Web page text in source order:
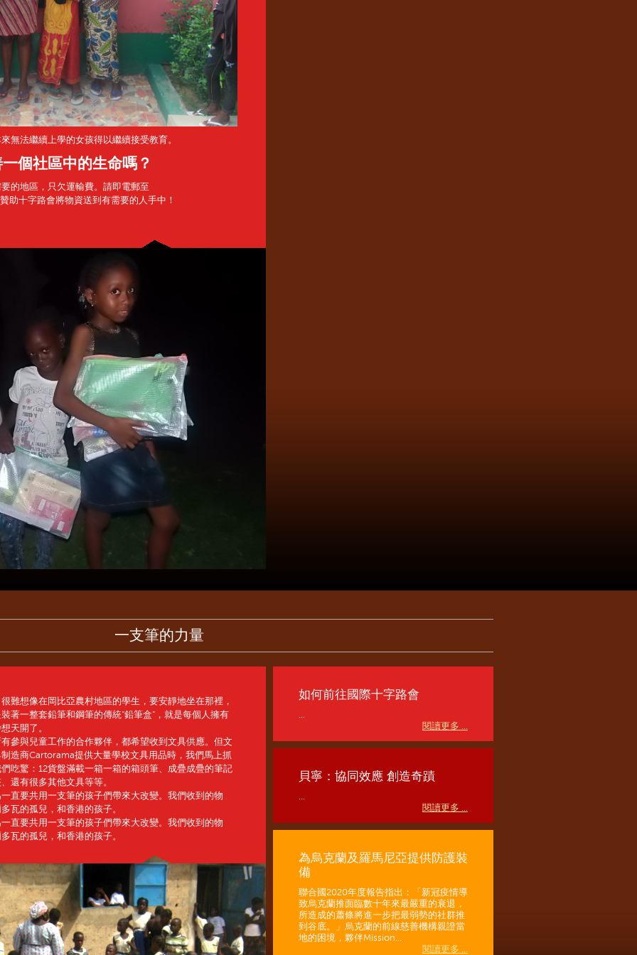
無法繼續上學的女孩得以繼續接受教育。
個社區中的生命嗎？
的地區，只欠運輸費。請即電郵至
助十字路會將物資送到有需要的人手中！
一支筆的力量
難想像在岡比亞農村地區的學生，要安靜地坐在那裡，
著一整套鉛筆和鋼筆的傳統“鉛筆盒”，就是每個人擁有
天開了。
參與兒童工作的合作夥伴，都希望收到文具供應。但文
造商Cartorama提供大量學校文具用品時，我們馬上抓
吃驚：12貨盤滿載一箱一箱的箱頭筆、成疊成疊的筆記
還有很多其他文具等等。
直要共用一支筆的孩子們帶來大改變。我們收到的物
瓦的孤兒，和香港的孩子。
直要共用一支筆的孩子們帶來大改變。我們收到的物
瓦的孤兒，和香港的孩子。
如何前往國際十字路會
...
閱讀更多 ...
貝寧：協同效應 創造奇蹟
...
閱讀更多 ...
為烏克蘭及羅馬尼亞提供防護裝
備
聯合國2020年度報告指出：「新冠疫情導
致烏克蘭推面臨數十年來最嚴重的衰退，
所造成的蕭條將進一步把最弱勢的社群推
到谷底。」烏克蘭的前線慈善機構親證當
地的困境，夥伴Mission...
閱讀更多 ...